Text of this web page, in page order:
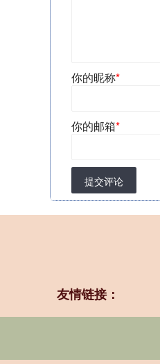
你的昵称*
你的邮箱*
提交评论
友情链接：